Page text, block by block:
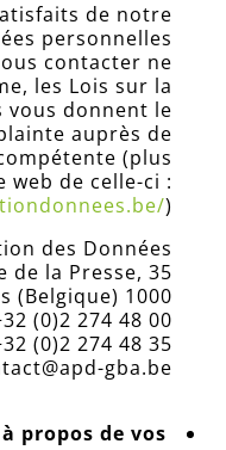
de notre
personnelles
contacter ne
les Lois sur la
vous donnent le
auprès de
(plus
web de celle-ci :
).
des Données
de la Presse, 35
1000 Bruxelles (Belgique)
(0)2 274 48 00
(0)2 274 48 35
gba.be
propos de vos